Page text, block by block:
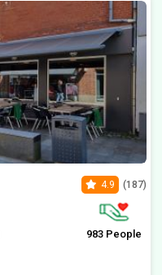
4.9 (187)
983 People